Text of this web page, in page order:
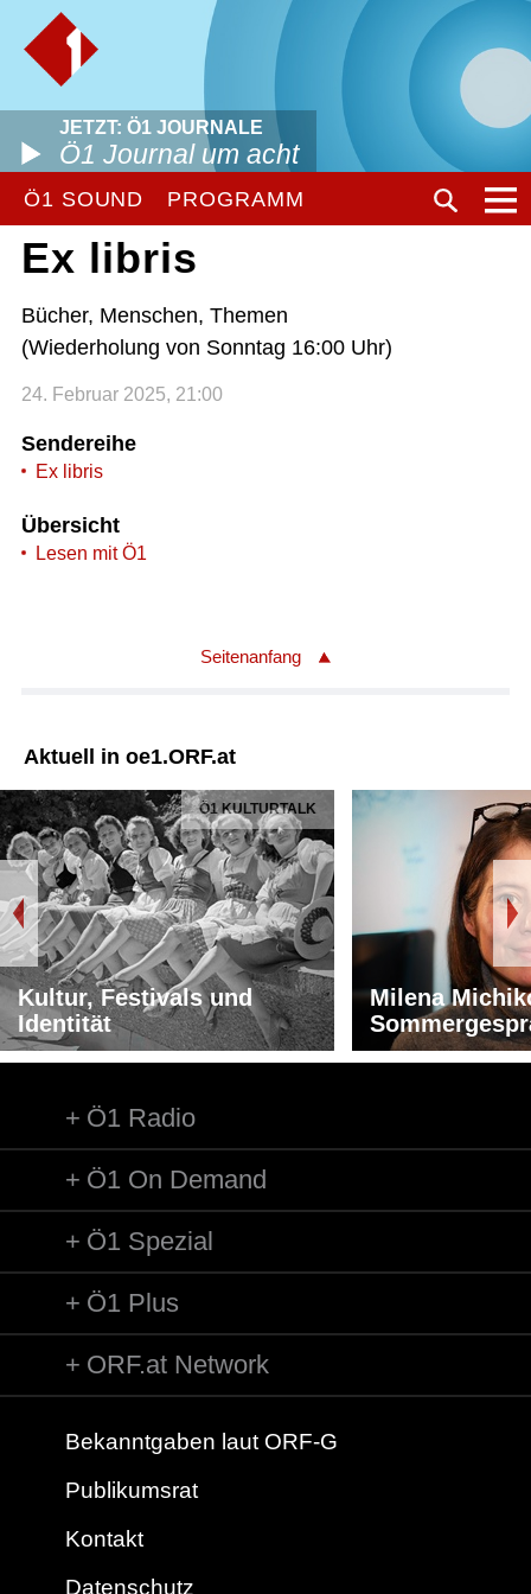
JETZT: Ö1 JOURNALE
Ö1 Journal um acht
Ö1 SOUND PROGRAMM
Ex libris
Bücher, Menschen, Themen
(Wiederholung von Sonntag 16:00 Uhr)
24. Februar 2025, 21:00
Sendereihe
Ex libris
Übersicht
Lesen mit Ö1
Seitenanfang
Aktuell in oe1.ORF.at
Ö1 KULTURTALK
Kultur, Festivals und
Identität
Milena
Ö1 Radio
Ö1 On Demand
Ö1 Spezial
Ö1 Plus
ORF.at Network
Bekanntgaben laut ORF-G
Publikumsrat
Kontakt
Datenschutz